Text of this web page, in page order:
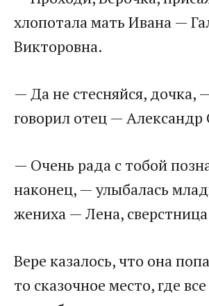
хлопотала мать Ивана —
Викторовна.​
​— Да не стесняйся, дочка,
говорил отец — Александр
​— Очень рада с тобой
наконец, — улыбалась
жениха — Лена,
​Вере казалось, что она
то сказочное место, где